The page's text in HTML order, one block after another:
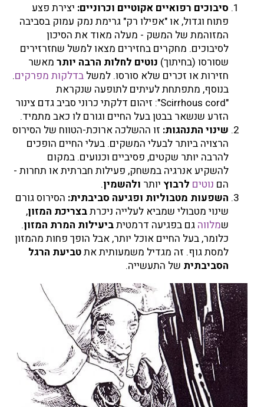
סיבוכים רפואיים אקוטיים וכרוניים: יצירת פצע
פתוח וגדול, או "אפילו רק" גרימת נמק עמוק בסביבה
המזוהמת של המשק - מעלה מאוד את הסיכון
לסיבוכים. מחקרים בחזירים מצאו למשל שחזרזירים
שסורסו (בחיתוך) נוטים לחלות הרבה יותר מאשר
חזירות או זכרים שלא סורסו. למשל בדלקות מפרקים.
בנוסף, מתפתחת לעיתים לתופעה שנקראת
"Scirrhous cord": זיהום דלקתי כרוני סביב גדם צינור
הזרע שנשאר בבטן בעל החיים וגורם לו כאב מתמיד.
שינוי התנהגות: זו ההשלכה ארוכת-הטווח של הסירוס
הרצויה ביותר לבעלי המשקים. בעלי החיים הופכים
להרבה יותר שקטים, פסיביים וכנועים. במקום
להשקיע אנרגיה במשחק, פעילות חברתית או תחרות -
הם נוטים לרבוץ יותר ולהשמין.
השפעות מטבוליות ופגיעה סביבתית: הסירוס גורם
שינוי מטבולי שמביא לעלייה ניכרתבצריכת המזון,
שמלווה גם בפגיעה דרמטיתביעילות המרת המזון.
כלומר, בעל החיים אוכל יותר, אבל הופך פחות מהמזון
למסת גוף. זה מגדיל משמעותית אתטביעת הרגל
הסביבתית של התעשייה.